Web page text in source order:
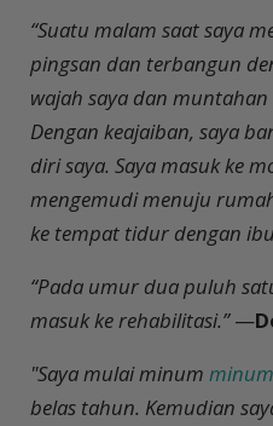
“Suatu malam saat saya
pingsan dan terbangun
wajah saya dan
Dengan keajaiban, saya
diri saya. Saya masuk ke
mengemudi menuju
ke tempat tidur dengan
“Pada umur dua puluh
masuk ke rehabilitasi.”—
"Saya mulai minum
belas tahun. Kemudian